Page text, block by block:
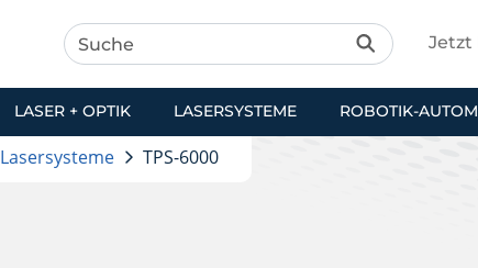
LASER + OPTIK LASERSYSTEME ROBOTIK-
Jetzt
Lasersysteme TPS-6000